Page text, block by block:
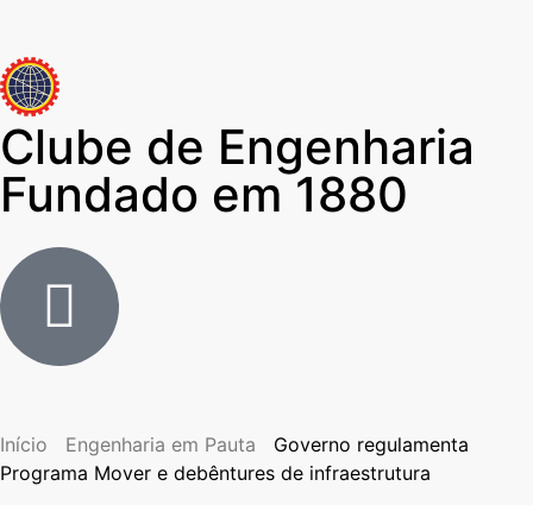
Clube de Engenharia
Fundado em 1880
Início Engenharia em Pauta
Governo regulamenta
Programa Mover e debêntures de infraestrutura